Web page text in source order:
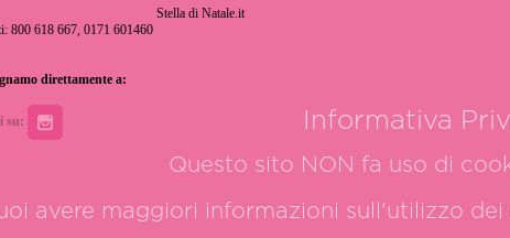
Stella di Natale.it
800 618 667, 0171 601460
direttamente a:
su: Informativa
Questo sito NON fa uso di
avere maggiori informazioni sull'utilizzo